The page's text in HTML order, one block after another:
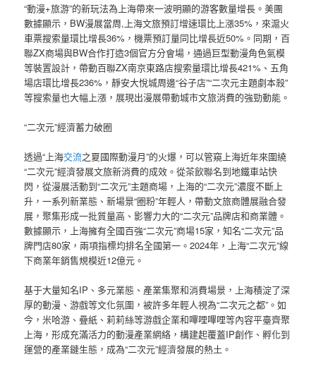
“動漫+旅游”的新玩法為上海帶來一波明顯的游客數量增長。美團
數據顯示，BW漫展當周,上海文旅預訂增速環比上漲35%，來滬火
車票搜索量環比增長36%，機票預訂量同比增長近50%。同期，百
聯ZX商場與BW合作打造3個官方分會場，通過巨型動漫角色氣模
等裝置設計，帶動百聯ZX南京東路店搜索量環比增長421%、五角
場店環比增長236%，靜安大悅城周邊“谷子店”“二次元主題劇本殺”
等搜索量也大幅上漲，展現出漫展帶動城市文旅消費的強勁動能。
“二次元”經濟蓄力破圈
透過“上海交流之夏國際動漫月”的火爆，可以管窺上海近年來圍繞
“二次元”經濟發展文旅新消費的成效。從茶飲聯名到地鐵車站快
閃，從漫展活動到“二次元”主題商場，上海的“二次元”濃度不斷上
升，一系列新業態、新場景“圈粉”年輕人，帶動文旅商體展融合發
展，聚集形成一批質量高、影響力大的“二次元”品牌店和商業體。
數據顯示，上海擁有全國百強“二次元”商場15家，知名“二次元”品
牌門店80家，兩項指標均排名全國第一。2024年，上海“二次元”線
下商業年銷售規模近12億元。
基于大量知名IP、多元業態、產業集聚和消費場景，上海積淀了深
厚的動漫、游戲等文化氛圍，被許多年輕人視為“二次元之都”。如
今，米哈游、疊紙、莉莉絲等游戲企業和嗶哩嗶哩等內容平臺齊聚
上海，形成充滿活力的動漫產業網絡，構建起覆蓋IP創作、孵化到
運營的產業鏈生態，成為“二次元”經濟發展的熱土。